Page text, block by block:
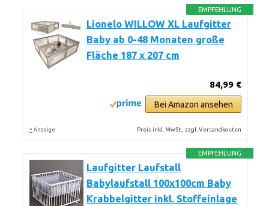
EMPFEHLUNG
Lionelo WILLOW XL Laufgitter
Baby ab 0-48 Monaten große
Fläche 187 x 207 cm
84,99 €
Bei Amazon ansehen
* Anzeige Preis inkl. MwSt., zzgl. Versandkosten
EMPFEHLUNG
Laufgitter Laufstall
Babylaufstall 100x100cm Baby
Krabbelgitter inkl. Stoffeinlage